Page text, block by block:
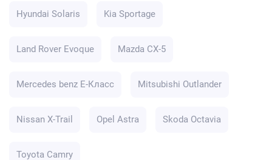
Hyundai Solaris Kia Sportage
Land Rover Evoque Mazda CX-5
Mercedes benz E-Класс Mitsubishi Outlander
Nissan X-Trail Opel Astra Skoda Octavia
Toyota Camry